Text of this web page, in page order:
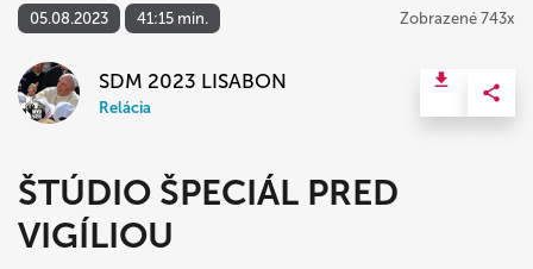
05.08.2023 41:15 min. Zobrazené 743x
SDM 2023 LISABON
Relácia
ŠTÚDIO ŠPECIÁL PRED
VIGÍLIOU